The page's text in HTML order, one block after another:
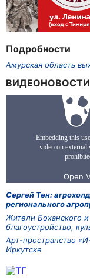
Подробности
Амурская область
ВИДЕОНОВОСТИ
Сергей Тен:
регионального
Жители Боханского
благоустройство,
Арт-пространство
Иркутске